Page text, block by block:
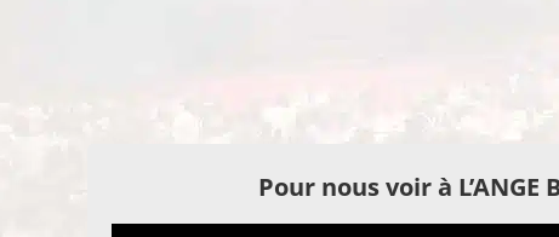
Pour nous voir à L’ANGE